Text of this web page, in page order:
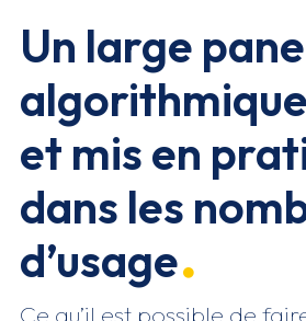
Un large
et mis en
dans les
d’usage
Ce qu’il est possible de